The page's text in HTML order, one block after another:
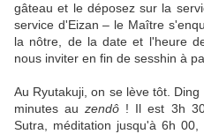
gâteau et le déposez sur la
service d'Eizan – le Maître
la nôtre, de la date et l'heure
nous inviter en fin de sesshin à
Au Ryutakuji, on se lève tôt.
minutes auzendô ! Il est 3h
Sutra, méditation jusqu'à 6h